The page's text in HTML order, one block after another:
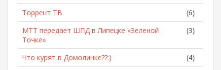
Торрент ТВ
(6)
МТТ передает ШПД в Липецке «Зеленой
Точке»
(3)
Что курят в Домолинке??:) (4)